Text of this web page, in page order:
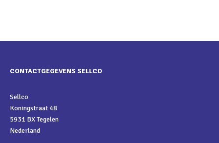
CONTACTGEGEVENS SELLCO
Sellco
Koningstraat 48
5931 BX Tegelen
Nederland